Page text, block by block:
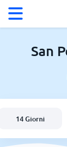
°C
Meteo a San
Italia
San
14 Giorni